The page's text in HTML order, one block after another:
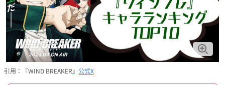
引用：『WIND BREAKER』 公式X